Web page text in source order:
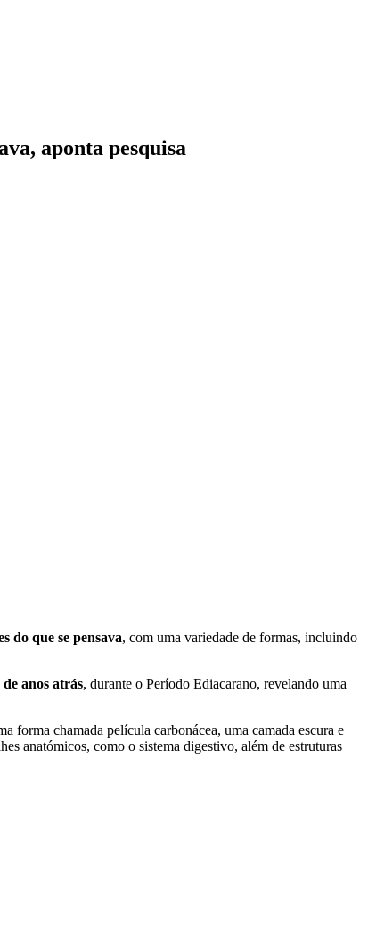
aponta pesquisa
do que se pensava, com uma variedade de formas, incluindo
anos atrás, durante o Período Ediacarano, revelando uma
forma chamada película carbonácea, uma camada escura e
anatómicos, como o sistema digestivo, além de estruturas